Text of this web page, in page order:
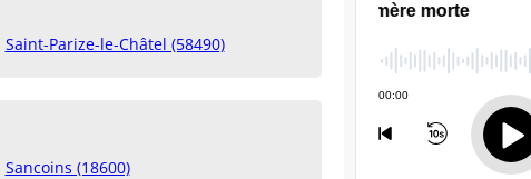
Saint-Parize-le-Châtel (58490)
Sancoins (18600)